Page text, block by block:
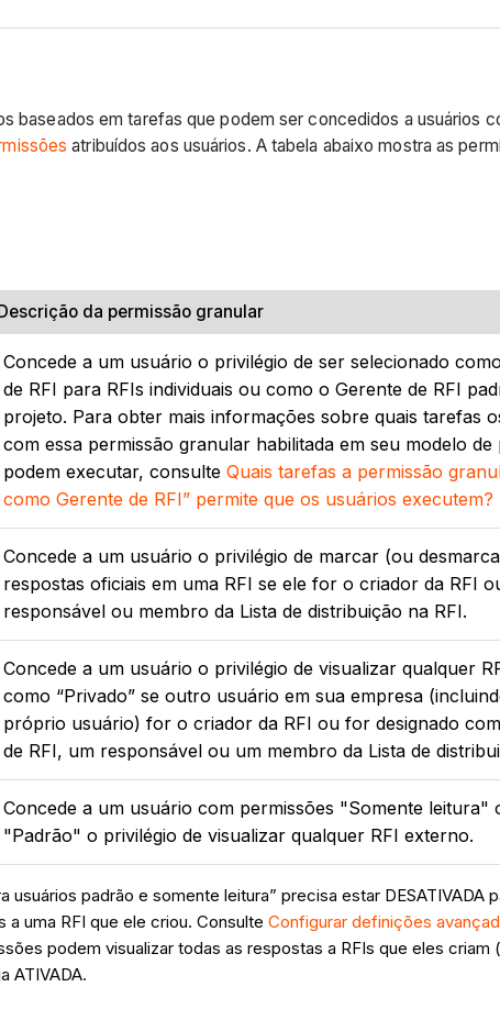
baseados em tarefas que podem ser concedidos a usuários
atribuídos aos usuários. A tabela abaixo mostra as
da permissão granular
Concede a um usuário o privilégio de ser selecionado
de RFI para RFIs individuais ou como o Gerente de RFI
projeto. Para obter mais informações sobre quais tarefas
com essa permissão granular habilitada em seu modelo de
podem executar, consulte Quais tarefas a permissão
como Gerente de RFI” permite que os usuários executem?
Concede a um usuário o privilégio de marcar (ou
respostas oficiais em uma RFI se ele for o criador da RFI
responsável ou membro da Lista de distribuição na RFI.
Concede a um usuário o privilégio de visualizar qualquer
como “Privado” se outro usuário em sua empresa
próprio usuário) for o criador da RFI ou for designado
de RFI, um responsável ou um membro da Lista de
Concede a um usuário com permissões "Somente leitura"
"Padrão" o privilégio de visualizar qualquer RFI externo.
padrão e somente leitura” precisa estar DESATIVADA
a uma RFI que ele criou. ConsulteConfigurar definições
podem visualizar todas as respostas a RFIs que eles criam
ATIVADA.